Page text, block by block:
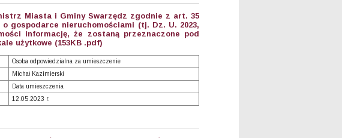
Miasta i Gminy Swarzędz zgodnie z art. 35
gospodarce nieruchomościami (tj. Dz. U. 2023,
informację, że zostaną przeznaczone pod
użytkowe (153KB .pdf)
Osoba odpowiedzialna za umieszczenie
Michał Kazimierski
Data umieszczenia
12.05.2023 r.